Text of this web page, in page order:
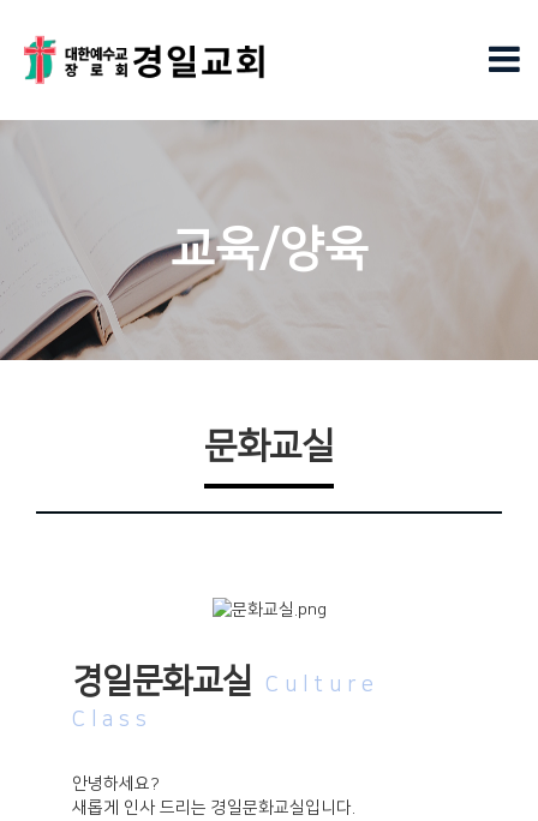
교육/양육
문화교실
경일문화교실
Culture
Class
안녕하세요?
새롭게 인사 드리는 경일문화교실입니다.